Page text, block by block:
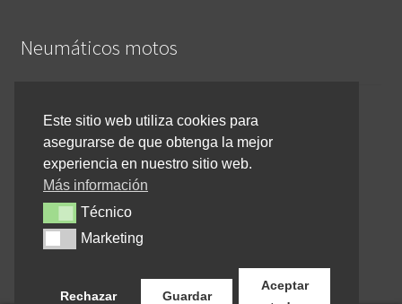
Neumáticos motos
Inicio
Cómo comprar online
Devoluciones y reembolsos
Cancelar pedido
Contacto
Este sitio web utiliza cookies para
asegurarse de que obtenga la mejor
experiencia en nuestro sitio web.
Más información
TécnicoTécnico
MarketingMarketing
Rechazar Guardar
Aceptar